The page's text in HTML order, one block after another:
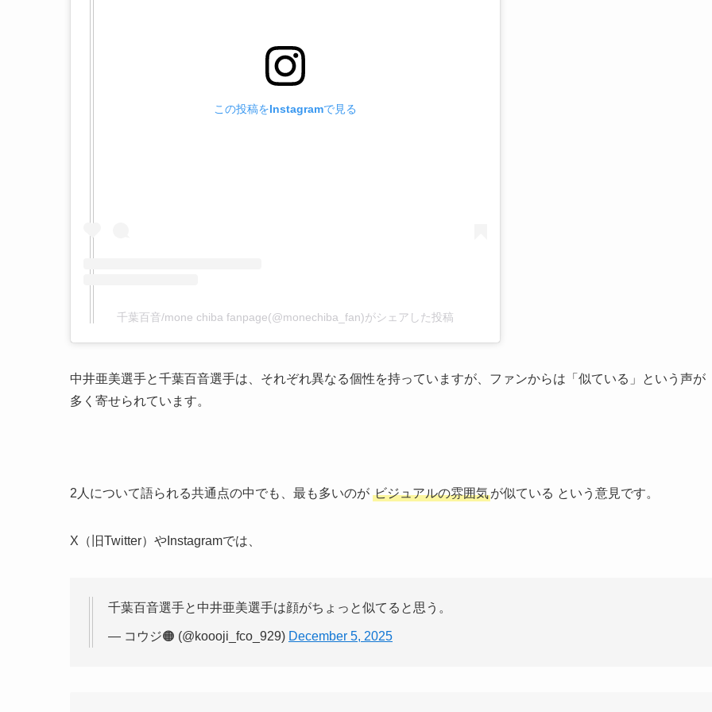
この投稿をInstagramで見る
千葉百音/mone chiba fanpage(@monechiba_fan)がシェアした投稿
中井亜美選手と千葉百音選手は、それぞれ異なる個性を持っていますが、ファンからは「似ている」という声が
多く寄せられています。
2人について語られる共通点の中でも、最も多いのが ビジュアルの雰囲気が似ている という意見です。
X（旧Twitter）やInstagramでは、
千葉百音選手と中井亜美選手は顔がちょっと似てると思う。
— コウジ🟠 (@koooji_fco_929) December 5, 2025